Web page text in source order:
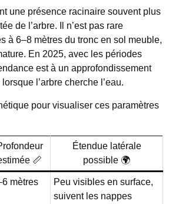
une présence racinaire souvent plus
de l’arbre. Il n’est pas rare
à 6–8 mètres du tronc en sol meuble,
En 2025, avec les périodes
est à un approfondissement
l’arbre cherche l’eau.
pour visualiser ces paramètres
📏
Étendue latérale
possible 🌍
mètres
Peu visibles en surface,
suivent les nappes